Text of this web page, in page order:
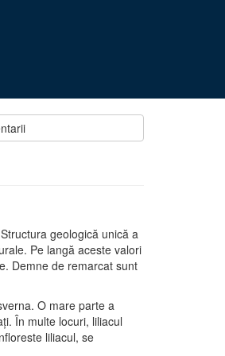
geologică unică a
Pe langă aceste valori
Demne de remarcat sunt
O mare parte a
În multe locuri, liliacul
liliacul, se